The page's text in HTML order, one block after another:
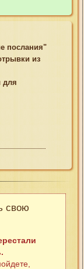
послания"
из
для
свою